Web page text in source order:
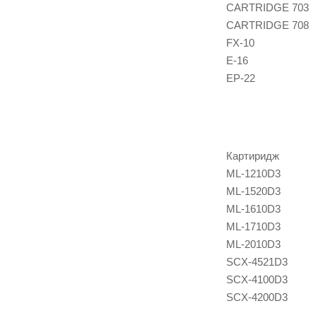
CARTRIDGE 703
CARTRIDGE 708
FX-10
E-16
EP-22
Картиридж
ML-1210D3
ML-1520D3
ML-1610D3
ML-1710D3
ML-2010D3
SCX-4521D3
SCX-4100D3
SCX-4200D3